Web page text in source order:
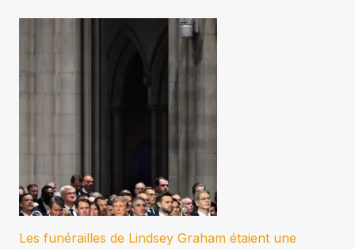
Les funérailles de Lindsey Graham étaient une